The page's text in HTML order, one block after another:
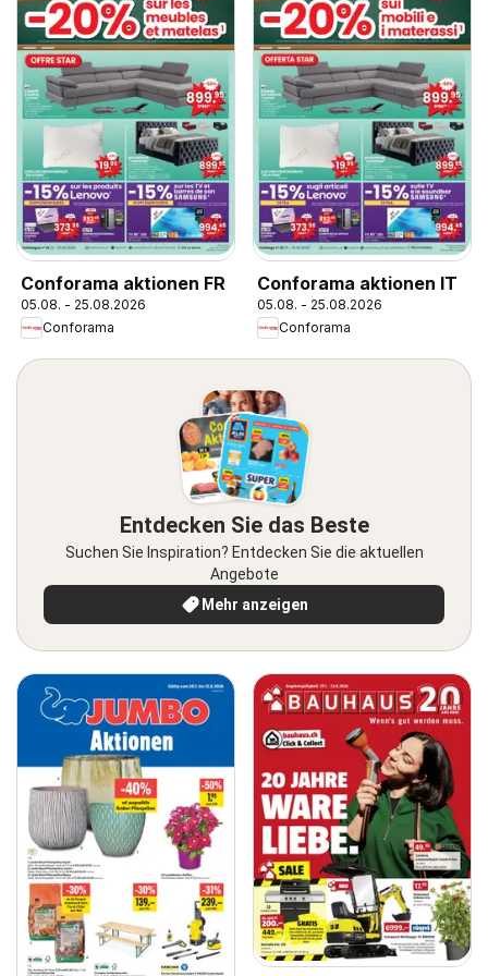
Conforama aktionen FR
05.08. - 25.08.2026
Conforama
Conforama aktionen IT
05.08. - 25.08.2026
Conforama
Entdecken Sie das Beste
Suchen Sie Inspiration? Entdecken Sie die aktuellen
Angebote
Mehr anzeigen